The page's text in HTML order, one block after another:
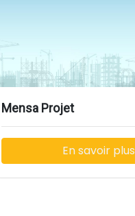
Mensa Projet
En savoir plus